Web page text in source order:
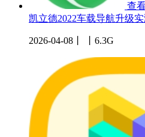
查
凯立德2022车载导航升级实
2026-04-08丨 丨6.3G